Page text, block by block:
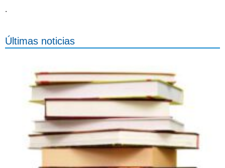
.
Últimas noticias